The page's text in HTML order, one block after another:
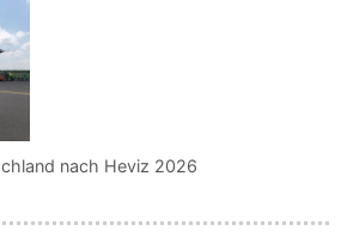
nach Heviz 2026